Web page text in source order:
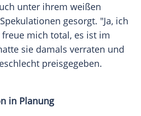
unter ihrem weißen
Spekulationen gesorgt. "Ja, ich
mich total, es ist im
sie damals verraten und
preisgegeben.
in Planung